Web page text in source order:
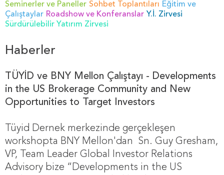
Seminerler ve Paneller Sohbet Toplantıları Eğitim ve
Çalıştaylar Roadshow ve Konferanslar Y.İ. Zirvesi
Sürdürülebilir Yatırım Zirvesi
Haberler
TÜYİD ve BNY Mellon Çalıştayı - Developments
in the US Brokerage Community and New
Opportunities to Target Investors
Tüyid Dernek merkezinde gerçekleşen
workshopta BNY Mellon'dan Sn. Guy Gresham,
VP, Team Leader Global Investor Relations
Advisory bize “Developments in the US